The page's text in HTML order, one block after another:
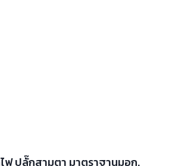
ฟ ปลั๊กสามตา มาตราฐานมอก.